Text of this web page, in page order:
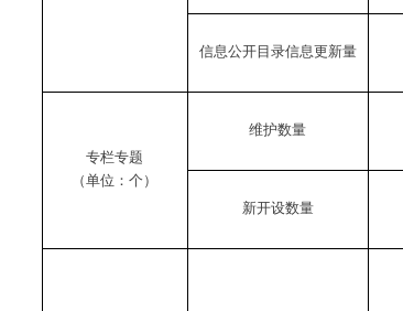
信息公开目录信息更新量
专栏专题
（单位：个）
维护数量
新开设数量